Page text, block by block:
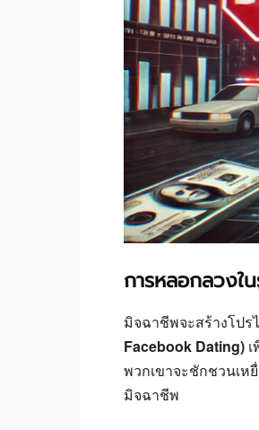
การหลอกลวงใ
มิจฉาชีพจะสร้างโป
Facebook Dating)
พวกเขาจะชักชวนเห
มิจฉาชีพ